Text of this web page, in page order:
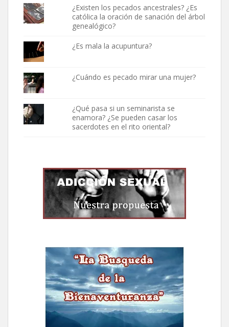
¿Existen los pecados ancestrales? ¿Es
católica la oración de sanación del árbol
genealógico?
¿Es mala la acupuntura?
¿Cuándo es pecado mirar una mujer?
¿Qué pasa si un seminarista se
enamora? ¿Se pueden casar los
sacerdotes en el rito oriental?